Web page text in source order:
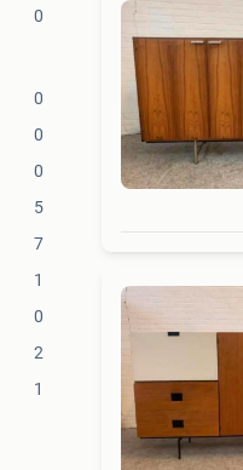
0
0
0
0
5
7
1
0
2
1